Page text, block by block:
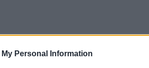
Personal Information
dei risultati economici